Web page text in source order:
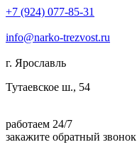
+7 (924) 077-85-31
info@narko-trezvost.ru
г. Ярославль
Тутаевское ш., 54
работаем 24/7
закажите обратный звонок